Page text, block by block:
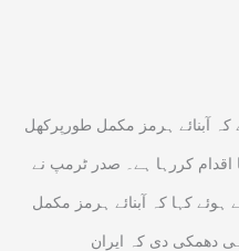
کہ آبنائے ہرمز مکمل طورپرکھل
اقدام کررہا ہے۔ صدر ٹرمپ نے
کہا کہ آبنائے ہرمز مکمل
دھمکی دی کہ ایران